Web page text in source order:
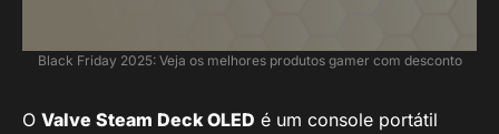
Black Friday 2025: Veja os melhores produtos gamer com desconto
O Valve Steam Deck OLED é um console portátil